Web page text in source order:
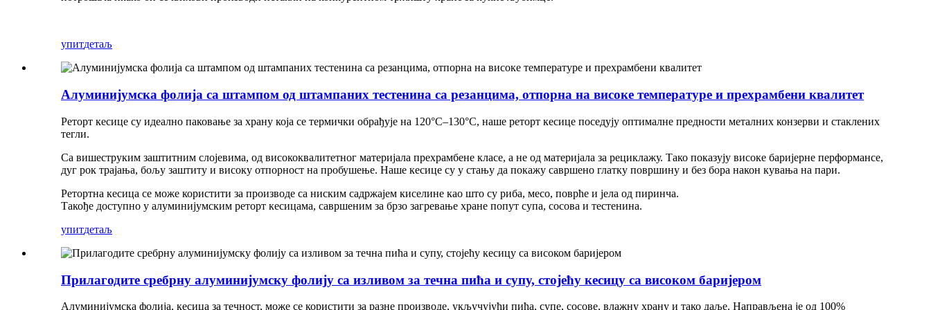
упитдетаљ
Алуминијумска фолија са штампом од штампаних тестенина са резанцима, отпорна на високе температуре и прехрамбени квалитет
Реторт кесице су идеално паковање за храну која се термички обрађује на 120°C–130°C, наше реторт кесице поседују оптималне предности металних конзерви и стаклених
тегли.
Са вишеструким заштитним слојевима, од висококвалитетног материјала прехрамбене класе, а не од материјала за рециклажу. Тако показују високе баријерне перформансе,
дуг рок трајања, бољу заштиту и високу отпорност на пробушење. Наше кесице су у стању да покажу савршено глатку површину и без бора након кувања на пари.
Ретортна кесица се може користити за производе са ниским садржајем киселине као што су риба, месо, поврће и јела од пиринча.
Такође доступно у алуминијумским реторт кесицама, савршеним за брзо загревање хране попут супа, сосова и тестенина.
упитдетаљ
Прилагодите сребрну алуминијумску фолију са изливом за течна пића и супу, стојећу кесицу са високом баријером
Алуминијумска фолија, кесица за течност, може се користити за разне производе, укључујући пића, супе, сосове, влажну храну и тако даље. Направљена је од 100%